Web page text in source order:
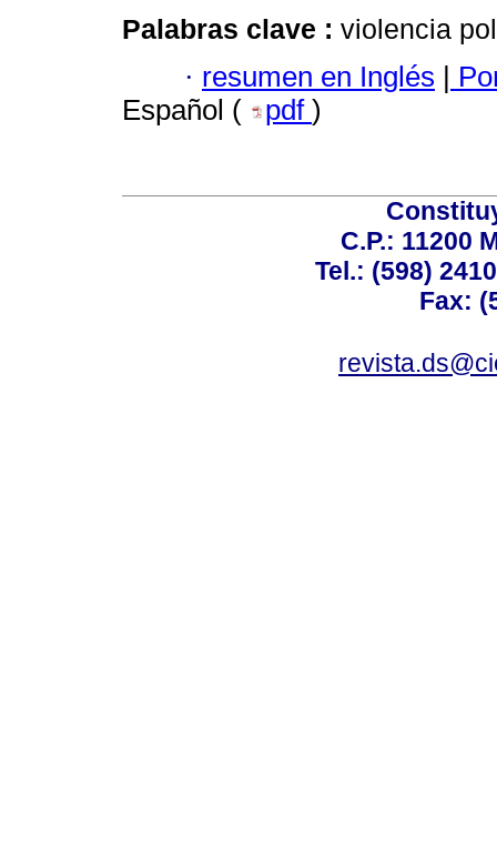
Palabras clave : violencia
· resumen en Inglés |
Español (
pdf )
C.P.: 11200
Tel.: (598)
Fax: